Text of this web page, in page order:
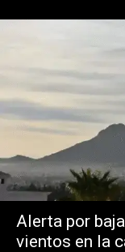
Alerta por
vientos en la